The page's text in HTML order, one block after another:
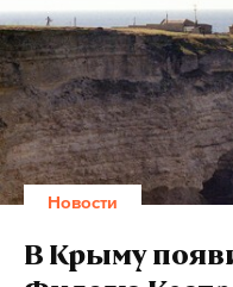
Новости
В Крыму